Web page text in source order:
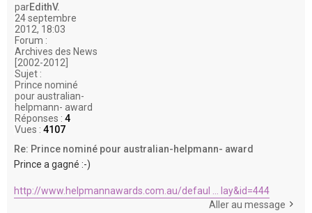
parEdithV.
24 septembre
2012, 18:03
Forum :
Archives des News
[2002-2012]
Sujet :
Prince nominé
pour australian-
helpmann- award
Réponses : 4
Vues : 4107
Re: Prince nominé pour australian-helpmann- award
Prince a gagné :-)
http://www.helpmannawards.com.au/defaul ... lay&id=444
Aller au message